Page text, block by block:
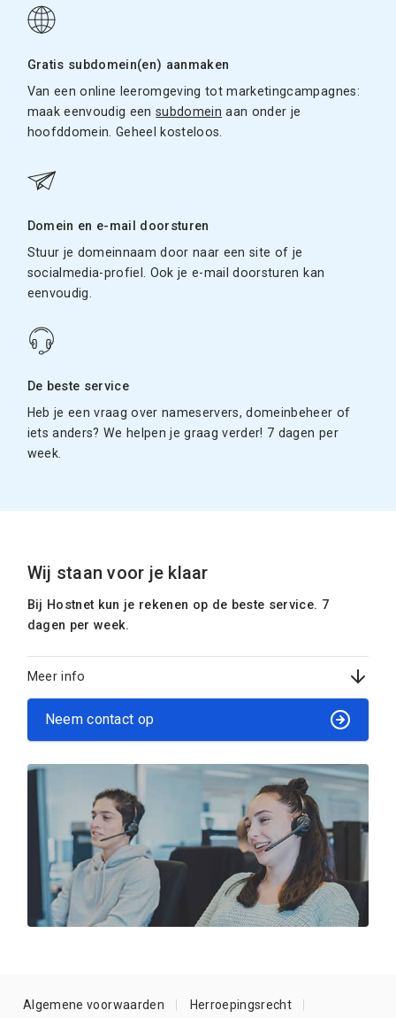
Gratis subdomein(en) aanmaken
Van een online leeromgeving tot marketingcampagnes:
maak eenvoudig eensubdomein aan onder je
hoofddomein. Geheel kosteloos.
Domein en e-mail doorsturen
Stuur je domeinnaam door naar een site of je
socialmedia-profiel. Ook je e-mail doorsturen kan
eenvoudig.
De beste service
Heb je een vraag over nameservers, domeinbeheer of
iets anders? We helpen je graag verder! 7 dagen per
week.
Wij staan voor je klaar
Bij Hostnet kun je rekenen op de beste service. 7
dagen per week.
Meer info
Neem contact op
Algemene voorwaarden Herroepingsrecht